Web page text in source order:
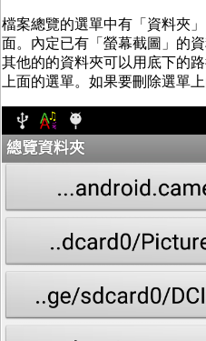
檔案總覽的選單中有「資料夾
面。內定已有「螢幕截圖」的
其他的的資料夾可以用底下的
上面的選單。如果要刪除選單